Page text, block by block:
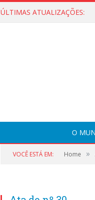
ÚLTIMAS ATUALIZAÇÕES:
O
VOCÊ ESTÁ EM: Home »